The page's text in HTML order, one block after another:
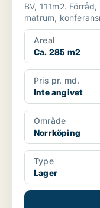
BV, 111m2.
matrum,
Areal
Ca. 285 m2
Pris pr. md.
Inte angivet
Område
Norrköping
Type
Lager